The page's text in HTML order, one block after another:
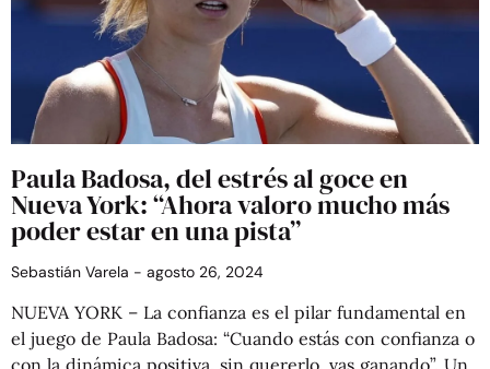
Paula Badosa, del estrés al goce en
Nueva York: “Ahora valoro mucho más
poder estar en una pista”
Sebastián Varela agosto 26, 2024
NUEVA YORK – La confianza es el pilar fundamental en
el juego de Paula Badosa: “Cuando estás con confianza o
con la dinámica positiva, sin quererlo, vas ganando”. Un